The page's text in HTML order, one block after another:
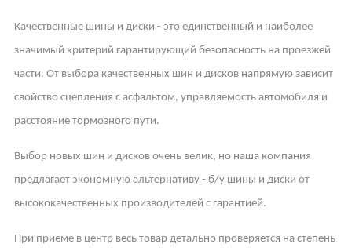
Качественные шины и диски - это единственный и наиболее
значимый критерий гарантирующий безопасность на проезжей
части. От выбора качественных шин и дисков напрямую зависит
свойство сцепления с асфальтом, управляемость автомобиля и
расстояние тормозного пути.
Выбор новых шин и дисков очень велик, но наша компания
предлагает экономную альтернативу - б/у шины и диски от
высококачественных производителей с гарантией.
При приеме в центр весь товар детально проверяется на степень